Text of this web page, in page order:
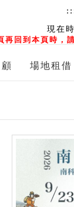
現在
再回到本頁時，
場地租借